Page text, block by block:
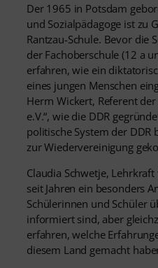
Der 1965 in Potsdam
und Sozialpädagoge ist zu
Rantzau-Schule. Bevor die
der Fachoberschule (12 a
erfahren, wie ein
eines jungen Menschen
Herrn Wickert, Referent
e.V.“, wie die DDR
politische System der DDR
zur Wiedervereinigung
Claudia Schwetje,
seit Jahren ein besonders
Schülerinnen und Schüler
informiert sind, aber
erfahren, welche
diesem Land gemacht